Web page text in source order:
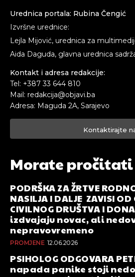
Urednica portala: Rubina Čengić
Izvršne urednice:
Lejla Mijović, urednica za
Aida Daguda, glavna urednica
Kontakt i adresa redakcije:
Tel: +387 33 644 810
Mail: redakcija@objavi.ba
Adresa: Maguda 2A, Sarajevo
Kontaktirajte
Morate pročitati
PODRŠKA ZA ŽRTVE
NASILJA I DALJE ZAVISI OD
CIVILNOG DRUŠTVA I
izdvajaju novac, ali
nepravovremeno
PROMJENE 12.06.2026
PSIHOLOG ODGOVARA
napada panike stoji